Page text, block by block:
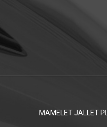
MAMELET JALLET